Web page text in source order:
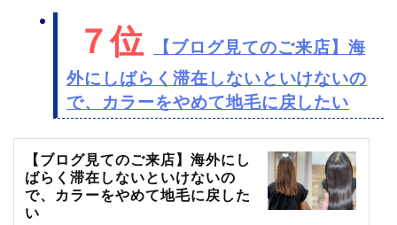
７位
【ブログ見てのご来店】海
外にしばらく滞在しないといけないの
で、カラーをやめて地毛に戻したい
【ブログ見てのご来店】海外にし
ばらく滞在しないといけないの
で、カラーをやめて地毛に戻した
い